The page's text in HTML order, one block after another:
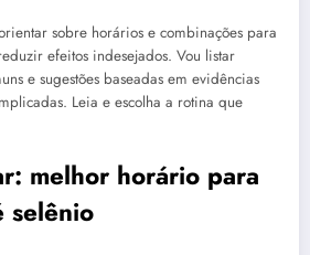
sobre horários e combinações para
efeitos indesejados. Vou listar
e sugestões baseadas em evidências
Leia e escolha a rotina que
melhor horário para
selênio